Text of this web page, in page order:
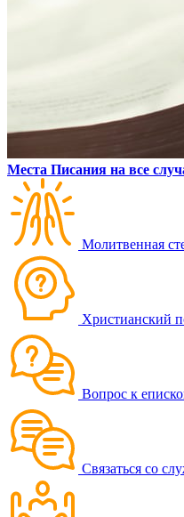
Места Писания на все
Молитвенная
Христианский
Вопрос к
Связаться со